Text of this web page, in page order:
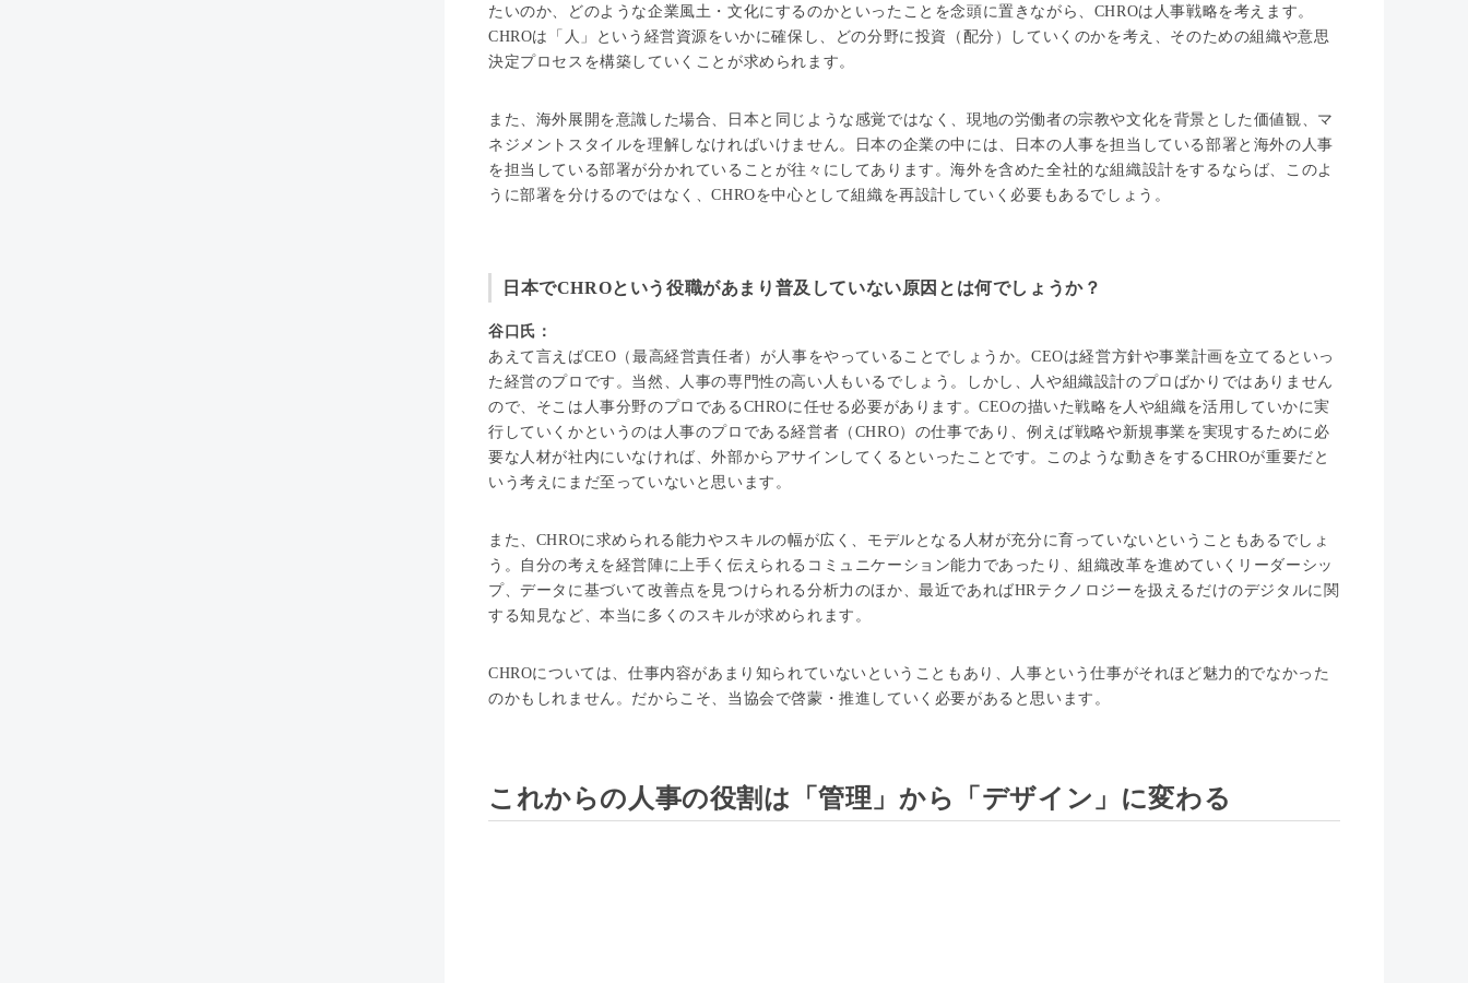
たいのか、どのような企業風土・文化にするのかといったことを念頭に置きながら、CHROは人事戦略を考えます。
CHROは「人」という経営資源をいかに確保し、どの分野に投資（配分）していくのかを考え、そのための組織や意思
決定プロセスを構築していくことが求められます。
また、海外展開を意識した場合、日本と同じような感覚ではなく、現地の労働者の宗教や文化を背景とした価値観、マ
ネジメントスタイルを理解しなければいけません。日本の企業の中には、日本の人事を担当している部署と海外の人事
を担当している部署が分かれていることが往々にしてあります。海外を含めた全社的な組織設計をするならば、このよ
うに部署を分けるのではなく、CHROを中心として組織を再設計していく必要もあるでしょう。
日本でCHROという役職があまり普及していない原因とは何でしょうか？
谷口氏：
あえて言えばCEO（最高経営責任者）が人事をやっていることでしょうか。CEOは経営方針や事業計画を立てるといっ
た経営のプロです。当然、人事の専門性の高い人もいるでしょう。しかし、人や組織設計のプロばかりではありません
ので、そこは人事分野のプロであるCHROに任せる必要があります。CEOの描いた戦略を人や組織を活用していかに実
行していくかというのは人事のプロである経営者（CHRO）の仕事であり、例えば戦略や新規事業を実現するために必
要な人材が社内にいなければ、外部からアサインしてくるといったことです。このような動きをするCHROが重要だと
いう考えにまだ至っていないと思います。
また、CHROに求められる能力やスキルの幅が広く、モデルとなる人材が充分に育っていないということもあるでしょ
う。自分の考えを経営陣に上手く伝えられるコミュニケーション能力であったり、組織改革を進めていくリーダーシッ
プ、データに基づいて改善点を見つけられる分析力のほか、最近であればHRテクノロジーを扱えるだけのデジタルに関
する知見など、本当に多くのスキルが求められます。
CHROについては、仕事内容があまり知られていないということもあり、人事という仕事がそれほど魅力的でなかった
のかもしれません。だからこそ、当協会で啓蒙・推進していく必要があると思います。
これからの人事の役割は「管理」から「デザイン」に変わる